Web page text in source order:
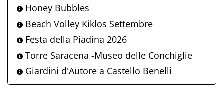
Honey Bubbles
Beach Volley Kiklos Settembre
Festa della Piadina 2026
Torre Saracena -Museo delle Conchiglie
Giardini d'Autore a Castello Benelli